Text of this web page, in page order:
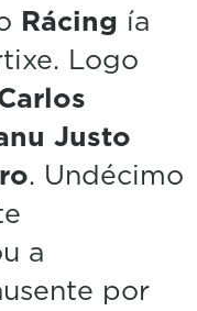
Rácing ía
Logo
Justo
. Undécimo
a
por